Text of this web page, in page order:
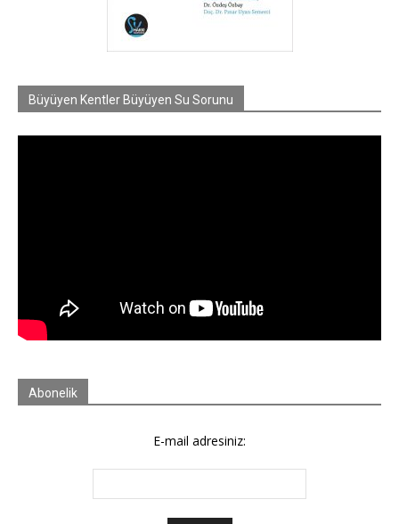
Büyüyen Kentler Büyüyen Su Sorunu
Abonelik
E-mail adresiniz: